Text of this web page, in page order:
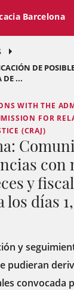
Barcelona
DE
DE ...
WITH THE
FOR
(CRAJ)
con
y
días 1,
y
pudieran
convocada